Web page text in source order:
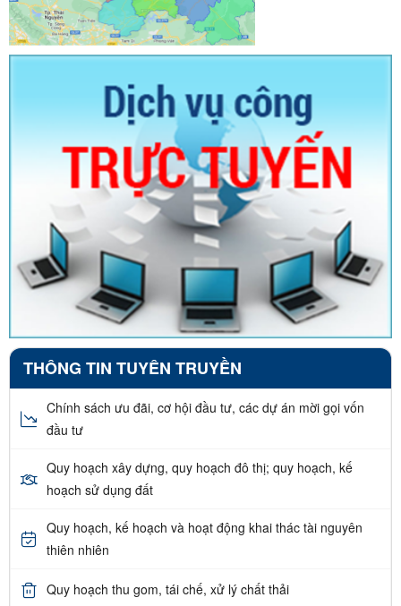
THÔNG TIN TUYÊN TRUYỀN
Chính sách ưu đãi, cơ hội đầu tư, các dự án mời gọi vốn
đầu tư
Quy hoạch xây dựng, quy hoạch đô thị; quy hoạch, kế
hoạch sử dụng đất
Quy hoạch, kế hoạch và hoạt động khai thác tài nguyên
thiên nhiên
Quy hoạch thu gom, tái chế, xử lý chất thải